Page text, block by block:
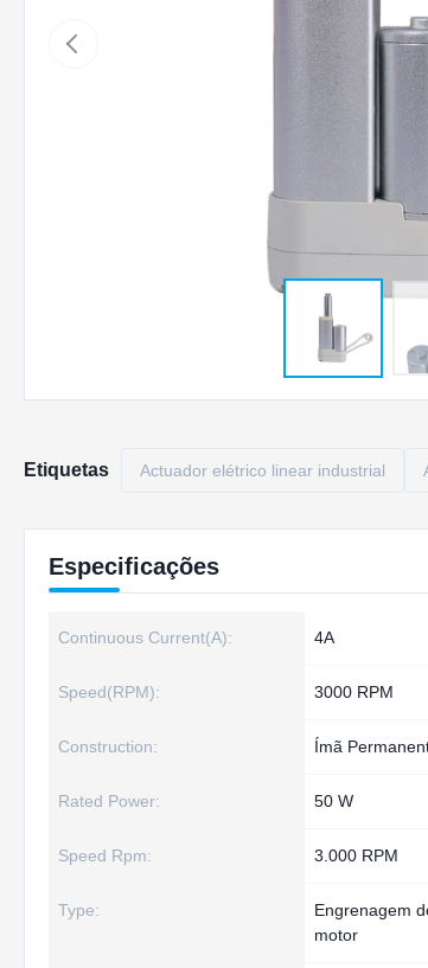
Etiquetas Actuador elétrico linear industrial
Especificações
Continuous Current(A): 4A
Speed(RPM): 3000 RPM
Construction: Ímã
Rated Power: 50 W
Speed Rpm: 3.000 RPM
Type:
Engrenagem
motor